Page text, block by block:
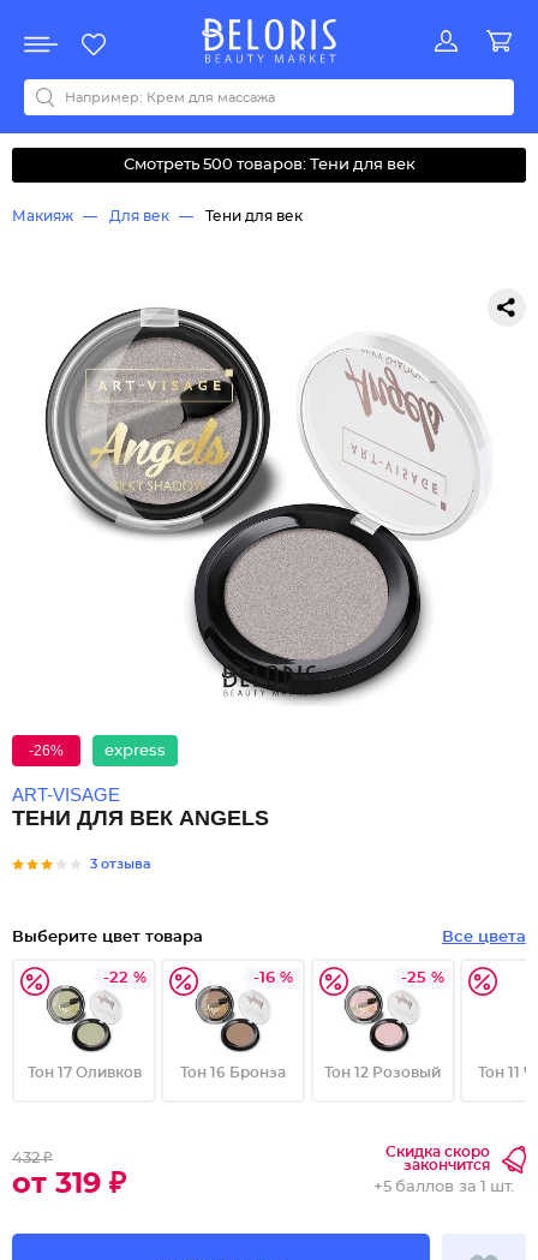
Акции
Все бренды
0-9ABCDEFGHIJKLMNOPQRSTUVWYZАБВДЗИМОКЛНПРСТУФ
Смотреть 500 товаров: Тени для век
Макияж Для век Тени для век
-26% express
ART-VISAGE
ТЕНИ ДЛЯ ВЕК ANGELS
3 отзыва
Выберите цвет товара Все цвета
-22 %
Тон 17 Оливков
-16 %
Тон 16 Бронза
-25 %
Тон 12 Розовый Тон 11
432 ₽
от 319 ₽
Скидка скоро
закончится
+5 баллов за 1 шт.